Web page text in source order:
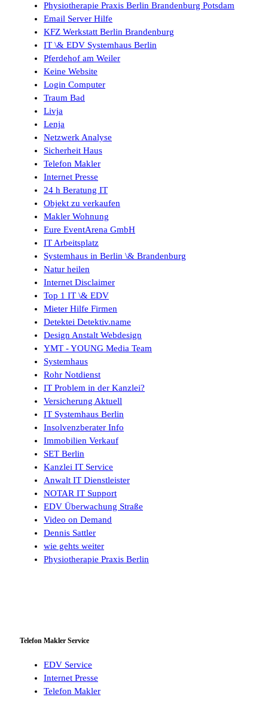
Physiotherapie Praxis Berlin Brandenburg Potsdam
Email Server Hilfe
KFZ Werkstatt Berlin Brandenburg
IT \& EDV Systemhaus Berlin
Pferdehof am Weiler
Keine Website
Login Computer
Traum Bad
Livja
Lenja
Netzwerk Analyse
Sicherheit Haus
Telefon Makler
Internet Presse
24 h Beratung IT
Objekt zu verkaufen
Makler Wohnung
Eure EventArena GmbH
IT Arbeitsplatz
Systemhaus in Berlin \& Brandenburg
Natur heilen
Internet Disclaimer
Top 1 IT \& EDV
Mieter Hilfe Firmen
Detektei Detektiv.name
Design Anstalt Webdesign
YMT - YOUNG Media Team
Systemhaus
Rohr Notdienst
IT Problem in der Kanzlei?
Versicherung Aktuell
IT Systemhaus Berlin
Insolvenzberater Info
Immobilien Verkauf
SET Berlin
Kanzlei IT Service
Anwalt IT Dienstleister
NOTAR IT Support
EDV Überwachung Straße
Video on Demand
Dennis Sattler
wie gehts weiter
Physiotherapie Praxis Berlin
Telefon Makler Service
EDV Service
Internet Presse
Telefon Makler